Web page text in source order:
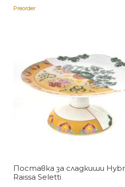
Preorder
Поставка за сладкиши
Raissa Seletti